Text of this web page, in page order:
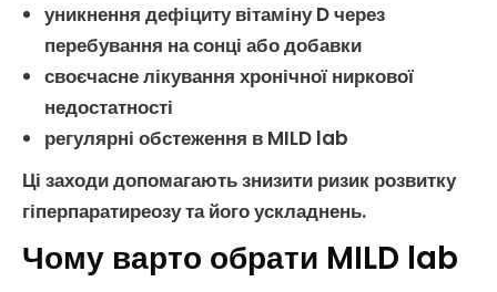
уникнення дефіцитувітаміну Dчерез
перебування на сонці або добавки
своєчасне лікування хронічної ниркової
недостатності
регулярні обстеження в MILD lab
Ці заходи допомагають знизити ризик розвитку
гіперпаратиреозута його ускладнень.
Чому варто обрати MILD lab